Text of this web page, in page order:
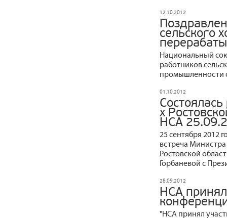
12.10.2012
сельского
Национальный
работников
промышленности
01.10.2012
х
НСА
25 сентября 2012
встреча Министра
Ростовской
Горбаневой с
28.09.2012
НСА
"НСА принял